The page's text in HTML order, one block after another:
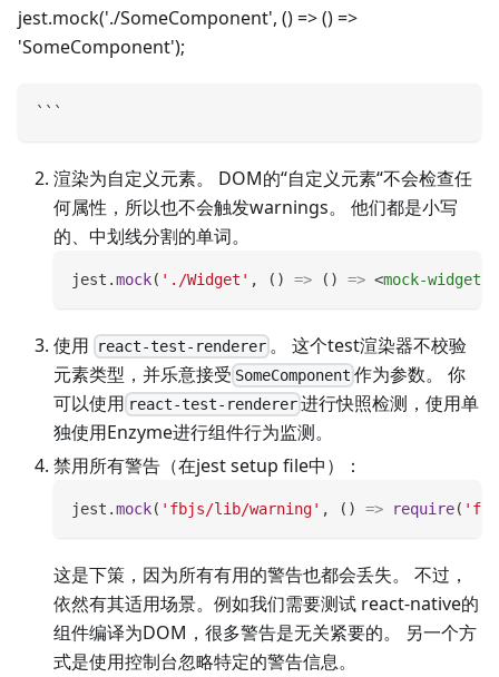
jest.mock('./SomeComponent', () =>() =>
'SomeComponent');
```
渲染为自定义元素。 DOM的“自定义元素“不会检查任
何属性，所以也不会触发warnings。 他们都是小写
的、中划线分割的单词。
jest .mock( './Widget' , ( ) => ( ) => <mock-widget
使用 react-test-renderer 。 这个test渲染器不校验
元素类型，并乐意接受 SomeComponent 作为参数。 你
可以使用 react-test-renderer 进行快照检测，使用单
独使用Enzyme进行组件行为监测。
禁用所有警告（在jest setup file中）：
jest .mock( 'fbjs/lib/warning' , ( ) => require(
这是下策，因为所有有用的警告也都会丢失。 不过，
依然有其适用场景。例如我们需要测试 react-native的
组件编译为DOM，很多警告是无关紧要的。 另一个方
式是使用控制台忽略特定的警告信息。